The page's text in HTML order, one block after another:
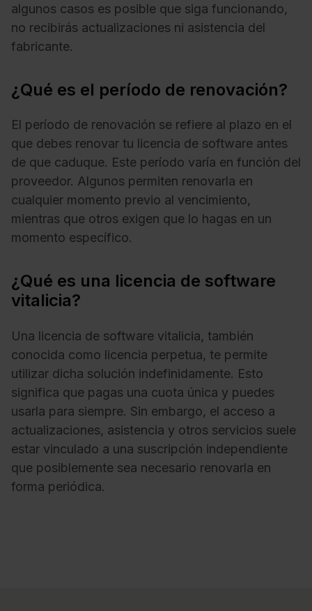
algunos casos es posible que siga funcionando,
no recibirás actualizaciones ni asistencia del
fabricante.
¿Qué es el período de renovación?
El período de renovación se refiere al plazo en el
que debes renovar tu licencia de software antes
de que caduque. Este período varía en función del
proveedor. Algunos permiten renovarla en
cualquier momento previo al vencimiento,
mientras que otros exigen que lo hagas en un
momento específico.
¿Qué es una licencia de software
vitalicia?
Una licencia de software vitalicia, también
conocida como licencia perpetua, te permite
utilizar dicha solución indefinidamente. Esto
significa que pagas una cuota única y puedes
usarla para siempre. Sin embargo, el acceso a
actualizaciones, asistencia y otros servicios suele
estar vinculado a una suscripción independiente
que posiblemente sea necesario renovarla en
forma periódica.